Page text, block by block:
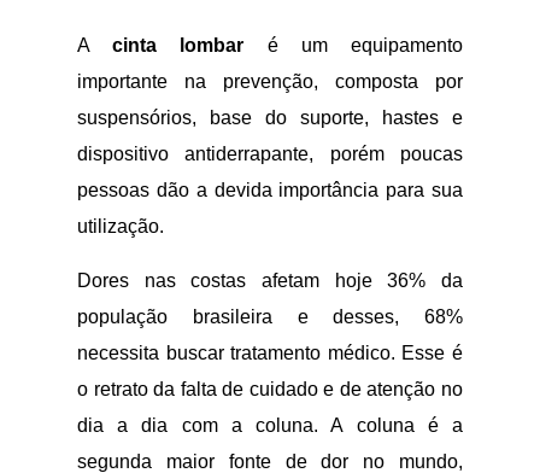
Acinta lombar é um equipamento
importante na prevenção, composta por
suspensórios, base do suporte, hastes e
dispositivo antiderrapante, porém poucas
pessoas dão a devida importância para sua
utilização.
Dores nas costas afetam hoje 36% da
população brasileira e desses, 68%
necessita buscar tratamento médico. Esse é
o retrato da falta de cuidado e de atenção no
dia a dia com a coluna. A coluna é a
segunda maior fonte de dor no mundo,